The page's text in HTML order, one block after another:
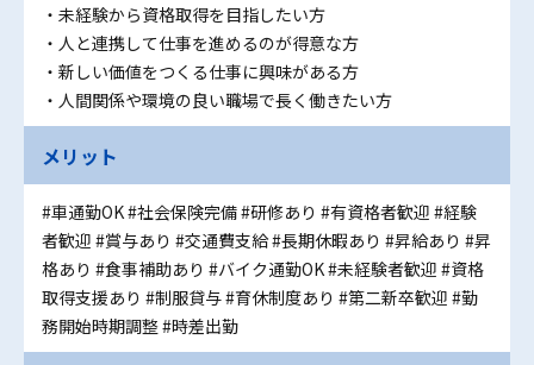
・未経験から資格取得を目指したい方
・人と連携して仕事を進めるのが得意な方
・新しい価値をつくる仕事に興味がある方
・人間関係や環境の良い職場で長く働きたい方
メリット
#車通勤OK#社会保険完備#研修あり #有資格者歓迎 #経験
者歓迎 #賞与あり #交通費支給#長期休暇あり #昇給あり #昇
格あり #食事補助あり #バイク通勤OK#未経験者歓迎 #資格
取得支援あり #制服貸与#育休制度あり #第二新卒歓迎 #勤
務開始時期調整#時差出勤